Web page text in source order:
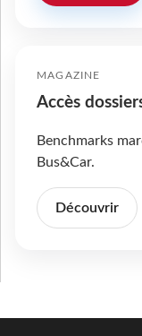
MAGAZINE
Accès
Benchmarks
Bus&Car.
Découvrir